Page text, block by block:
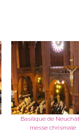
Basilique de
messe chrismale